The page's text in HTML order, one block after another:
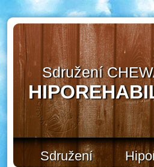
Sdružení
Sdružení